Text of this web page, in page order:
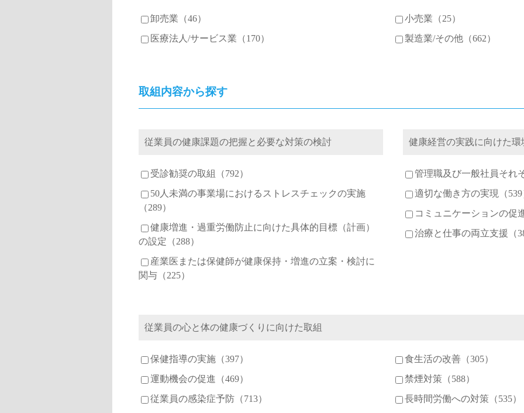
卸売業（46）
小売業（25）
医療法人/サービス業（170）
製造業/その他（662）
取組内容から探す
従業員の健康課題の把握と必要な対策の検討
受診勧奨の取組（792）
50人未満の事業場におけるストレスチェックの実施
（289）
健康増進・過重労働防止に向けた具体的目標（計画）
の設定（288）
産業医または保健師が健康保持・増進の立案・検討に
関与（225）
健康経営の実践に向けた環
管理職及び一般社員それ
適切な働き方の実現（
コミュニケーションの促
治療と仕事の両立支援（
従業員の心と体の健康づくりに向けた取組
保健指導の実施（397）
食生活の改善（305）
運動機会の促進（469）
禁煙対策（588）
従業員の感染症予防（713）
長時間労働への対策（535）